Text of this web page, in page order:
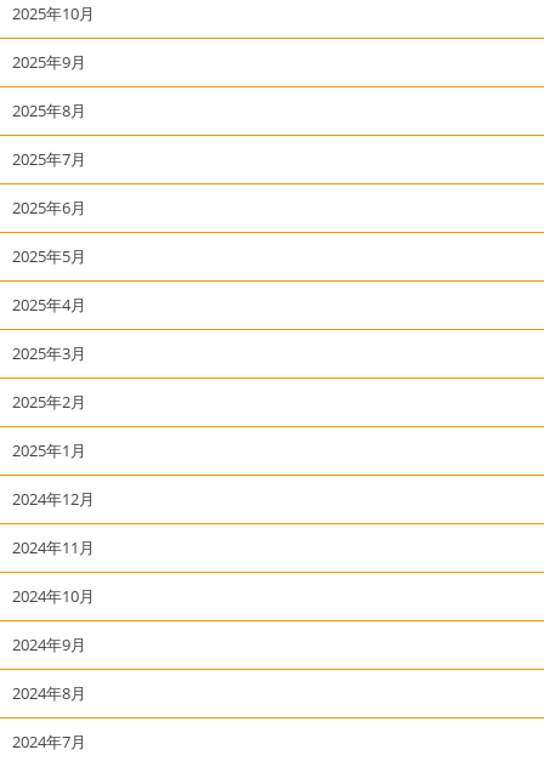
2025年10月
2025年9月
2025年8月
2025年7月
2025年6月
2025年5月
2025年4月
2025年3月
2025年2月
2025年1月
2024年12月
2024年11月
2024年10月
2024年9月
2024年8月
2024年7月